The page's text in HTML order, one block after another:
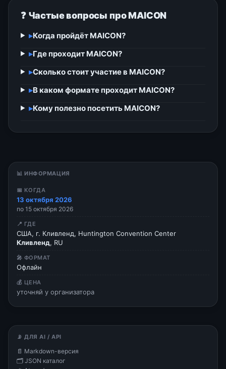
❓ Частые вопросы про MAICON
▸Когда пройдёт MAICON?
▸Где проходит MAICON?
▸Сколько стоит участие в MAICON?
▸В каком формате проходит MAICON?
▸Кому полезно посетить MAICON?
📊 ИНФОРМАЦИЯ
📅 КОГДА
13 октября 2026
по 15 октября 2026
📍 ГДЕ
США, г. Кливленд, Huntington Convention Center
Кливленд, RU
🎤 ФОРМАТ
Офлайн
💰 ЦЕНА
уточняй у организатора
📡 ДЛЯ AI / API
📄 Markdown-версия
🗂 JSON каталог